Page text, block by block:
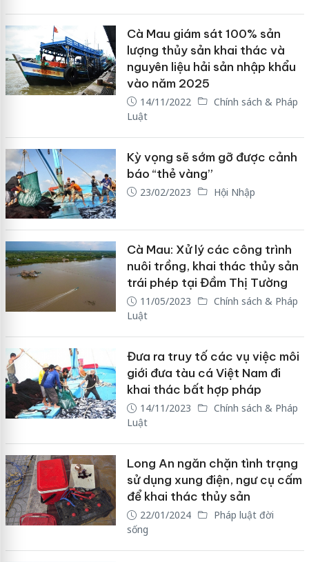
Cà Mau giám sát 100% sản
lượng thủy sản khai thác và
nguyên liệu hải sản nhập khẩu
vào năm 2025
14/11/2022
Chính sách & Pháp
Luật
Kỳ vọng sẽ sớm gỡ được cảnh
báo “thẻ vàng”
23/02/2023 Hội Nhập
Cà Mau: Xử lý các công trình
nuôi trồng, khai thác thủy sản
trái phép tại Đầm Thị Tường
11/05/2023
Chính sách & Pháp
Luật
Đưa ra truy tố các vụ việc môi
giới đưa tàu cá Việt Nam đi
khai thác bất hợp pháp
14/11/2023
Chính sách & Pháp
Luật
Long An ngăn chặn tình trạng
sử dụng xung điện, ngư cụ cấm
để khai thác thủy sản
22/01/2024
Pháp luật đời
sống